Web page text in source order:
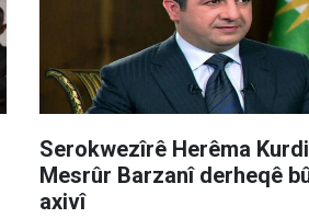
Serokwezîrê Herêma
Mesrûr Barzanî derheqê
axivî